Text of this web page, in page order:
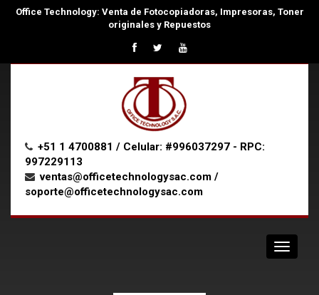
Office Technology: Venta de Fotocopiadoras, Impresoras, Toner
originales y Repuestos
+51 1 4700881 / Celular: #996037297 - RPC:
997229113
ventas@officetechnologysac.com /
soporte@officetechnologysac.com